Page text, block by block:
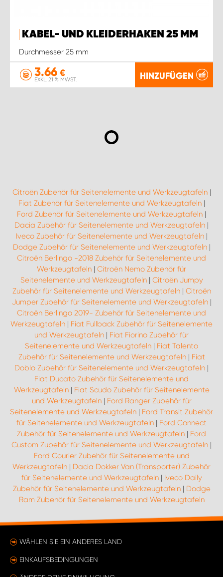
KABEL- UND KLEIDERHAKEN 25 MM
Durchmesser 25 mm
3.66 €
EXKL. 21 % MWST. HINZUFÜGEN
Citroën Zubehör für Seitenelemente und Werkzeugtafeln|
Fiat Zubehör für Seitenelemente und Werkzeugtafeln|
Ford Zubehör für Seitenelemente und Werkzeugtafeln |
Dacia Zubehör für Seitenelemente und Werkzeugtafeln |
Iveco Zubehör für Seitenelemente und Werkzeugtafeln|
Dodge Zubehör für Seitenelemente und Werkzeugtafeln|
Citroën Berlingo -2018 Zubehör für Seitenelemente und
Werkzeugtafeln | Citroën Nemo Zubehör für
Seitenelemente und Werkzeugtafeln| Citroën Jumpy
Zubehör für Seitenelemente und Werkzeugtafeln| Citroën
Jumper Zubehör für Seitenelemente und Werkzeugtafeln|
Citroën Berlingo 2019- Zubehör für Seitenelemente und
Werkzeugtafeln | Fiat Fullback Zubehör für Seitenelemente
und Werkzeugtafeln | Fiat Fiorino Zubehör für
Seitenelemente und Werkzeugtafeln | Fiat Talento
Zubehör für Seitenelemente und Werkzeugtafeln| Fiat
Doblo Zubehör für Seitenelemente und Werkzeugtafeln |
Fiat Ducato Zubehör für Seitenelemente und
Werkzeugtafeln| Fiat Scudo Zubehör für Seitenelemente
und Werkzeugtafeln| Ford Ranger Zubehör für
Seitenelemente und Werkzeugtafeln | Ford Transit Zubehör
für Seitenelemente und Werkzeugtafeln | Ford Connect
Zubehör für Seitenelemente und Werkzeugtafeln | Ford
Custom Zubehör für Seitenelemente und Werkzeugtafeln |
Ford Courier Zubehör für Seitenelemente und
Werkzeugtafeln | Dacia Dokker Van (Transporter) Zubehör
für Seitenelemente und Werkzeugtafeln| Iveco Daily
Zubehör für Seitenelemente und Werkzeugtafeln| Dodge
Ram Zubehör für Seitenelemente und Werkzeugtafeln
WÄHLEN SIE EIN ANDERES LAND
EINKAUFSBEDINGUNGEN